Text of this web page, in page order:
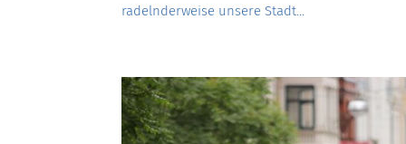
radelnderweise unsere Stadt...